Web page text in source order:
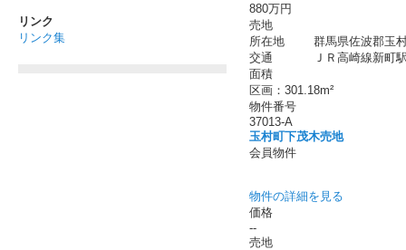
880万円
売地
所在地
群馬県佐波郡玉
交通
ＪＲ高崎線新町
面積
区画：301.18m²
物件番号
37013-A
玉村町下茂木売地
会員物件
物件の詳細を見る
価格
--
売地
リンク
リンク集